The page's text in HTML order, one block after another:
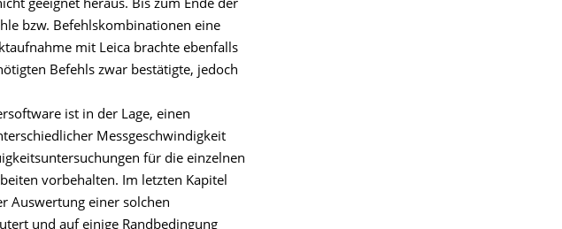
geeignet heraus. Bis zum Ende der
bzw. Befehlskombinationen eine
mit Leica brachte ebenfalls
Befehls zwar bestätigte, jedoch
ist in der Lage, einen
Messgeschwindigkeit
für die einzelnen
vorbehalten. Im letzten Kapitel
Auswertung einer solchen
und auf einige Randbedingung